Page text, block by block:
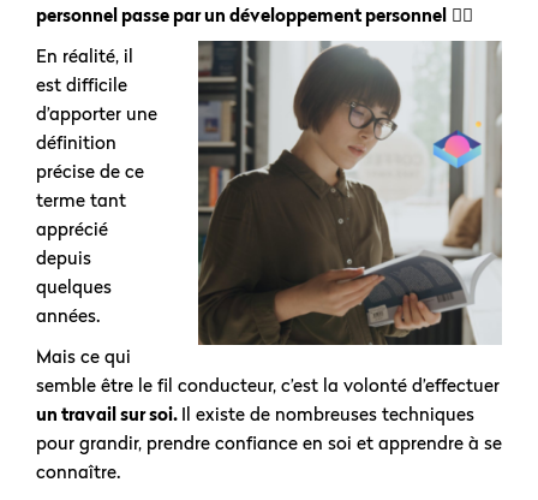
personnel passe par un développement personnel 🧘‍♀️
En réalité, il
est difficile
d’apporter une
définition
précise de ce
terme tant
apprécié
depuis
quelques
années.
Mais ce qui
semble être le fil conducteur, c’est la volonté d’effectuer
un travail sur soi. Il existe de nombreuses techniques
pour grandir, prendre confiance en soi et apprendre à se
connaître.